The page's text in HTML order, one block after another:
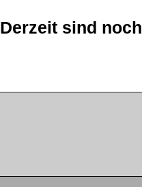
Derzeit sind